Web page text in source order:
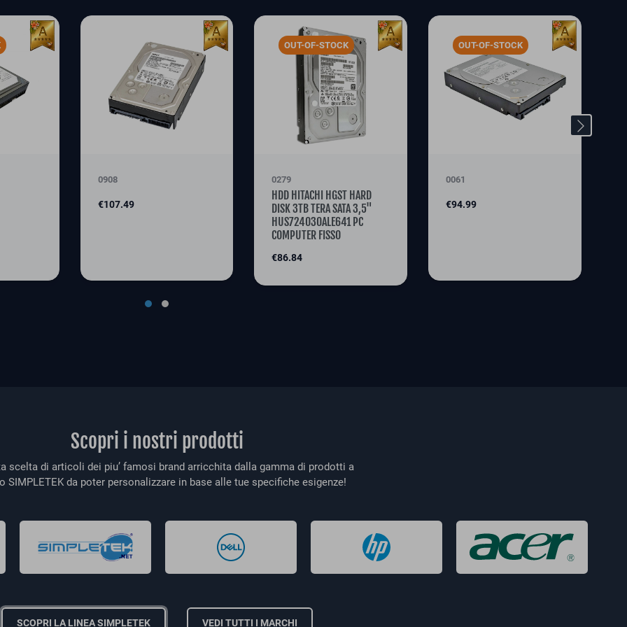
0908
Price
€107.49
OUT-OF-STOCK
0279
HDD HITACHI HGST HARD
DISK 3TB TERA SATA 3,5"
HUS724030ALE641 PC
COMPUTER FISSO
Price
€86.84
OUT-OF-STOCK
0061
Price
€94.99
Scopri i nostri prodotti
scelta di articoli dei piu’ famosi brand arricchita dalla gamma di prodotti a
SIMPLETEK da poter personalizzare in base alle tue specifiche esigenze!
SCOPRI LA LINEA SIMPLETEK VEDI TUTTI I MARCHI